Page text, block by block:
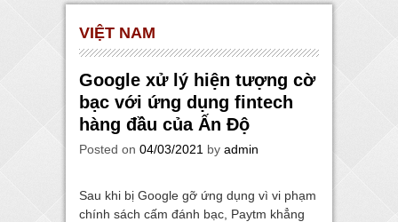
VIỆT NAM
Google xử lý hiện tượng cờ
bạc với ứng dụng fintech
hàng đầu của Ấn Độ
Posted on 04/03/2021 by admin
Sau khi bị Google gỡ ứng dụng vì vi phạm
chính sách cấm đánh bạc, Paytm khẳng